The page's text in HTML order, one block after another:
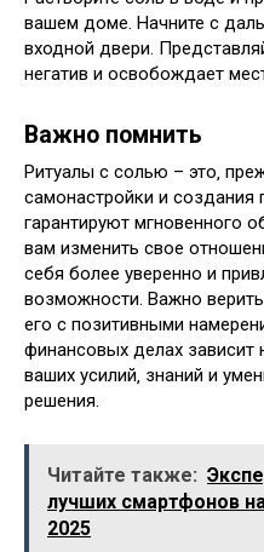
вашем доме. Начните с
входной двери.
негатив и освобождает
Важно помнить
Ритуалы с солью – это‚
самонастройки и создания
гарантируют мгновенного
вам изменить свое
себя более уверенно и
возможности. Важно
его с позитивными
финансовых делах зависит
ваших усилий‚ знаний и
решения.
Читайте также:
лучших смартфонов
2025